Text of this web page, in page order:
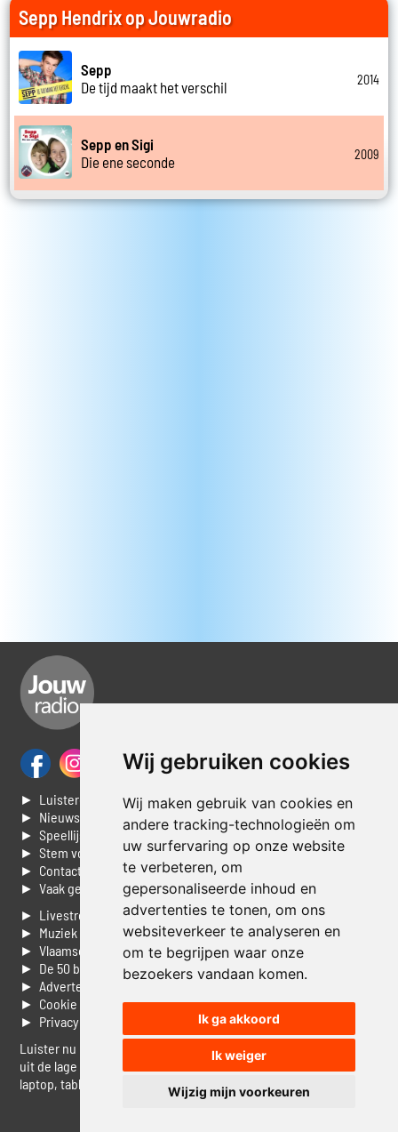
Wij gebruiken cookies
Wij maken gebruik van cookies en
andere tracking-technologieën om
uw surfervaring op onze website
te verbeteren, om
gepersonaliseerde inhoud en
advertenties te tonen, om ons
websiteverkeer te analyseren en
om te begrijpen waar onze
bezoekers vandaan komen.
Ik ga akkoord
Ik weiger
Wijzig mijn voorkeuren
Sepp Hendrix op Jouwradio
Sepp
De tijd maakt het verschil
2014
Sepp en Sigi
Die ene seconde
2009
► Luisteren naar Jouwradio
► Nieuws
► Speellijst
► Stem voor de Dag top 3
► Contacteer ons
► Vaak gestelde vragen
► Livestream informatie
► Muziek opzoeken
► Vlaamse 100 Aller tijden
► De 50 beste van...
► Adverteren op Jouwradio
► Cookie voorkeuren wijzigen
► Privacyinformatie
Luister nu naar Jouwradio! De beste Nederlandstalige muziek
uit de lage landen hoor je hier al 20 jaar. In digitale kwaliteit op je
laptop, tablet of smartphone.